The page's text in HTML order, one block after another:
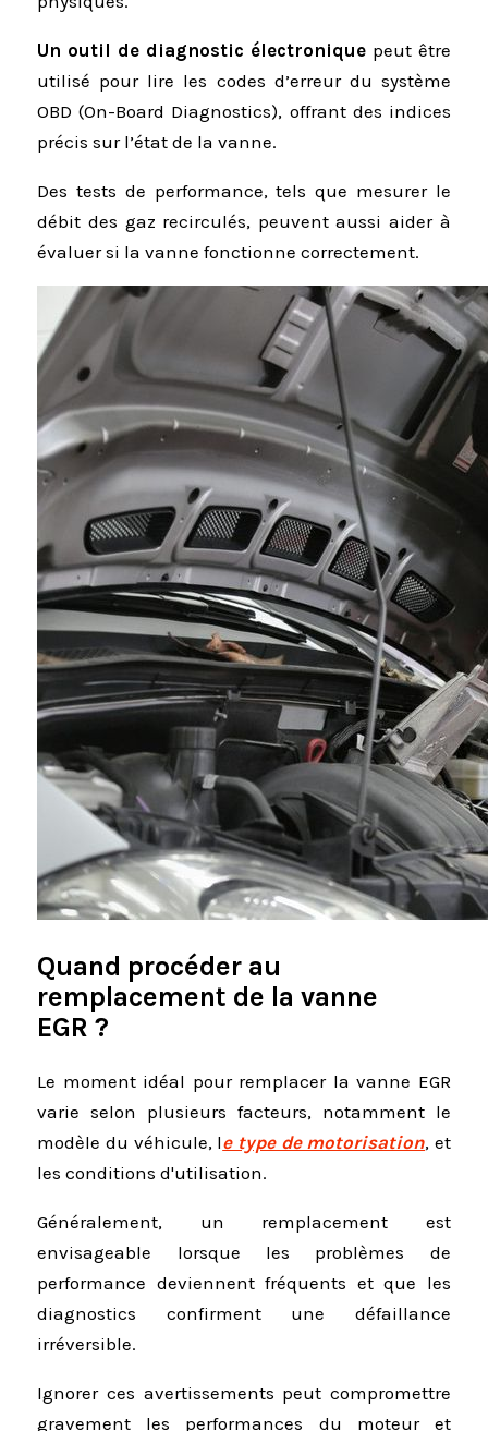
Un outil de diagnostic électroniquepeut être
utilisé pour lire les codes d’erreur du système
OBD (On-Board Diagnostics), offrant des indices
précis sur l’état de la vanne.
Des tests de performance, tels que mesurer le
débit des gaz recirculés, peuvent aussi aider à
évaluer si la vanne fonctionne correctement.
Quand procéder au
remplacement de la vanne
EGR ?
Le moment idéal pour remplacer la vanne EGR
varie selon plusieurs facteurs, notamment le
modèle du véhicule, le type de motorisation, et
les conditions d'utilisation.
Généralement, un remplacement est
envisageable lorsque les problèmes de
performance deviennent fréquents et que les
diagnostics confirment une défaillance
irréversible.
Ignorer ces avertissements peut compromettre
gravement les performances du moteur et